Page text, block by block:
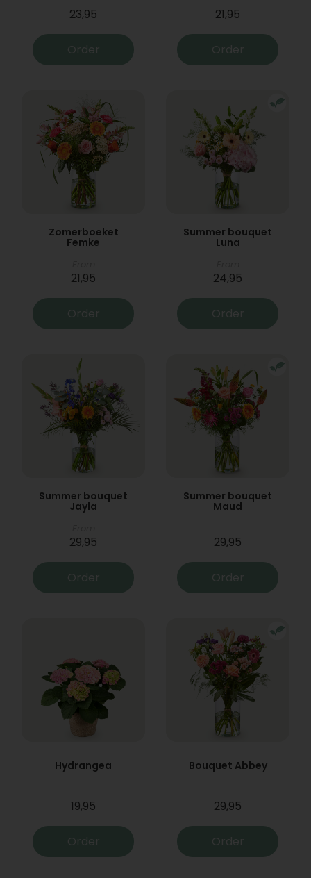
23,95
Order
21,95
Order
Zomerboeket
Femke
21,95
Order
Summer bouquet
Luna
24,95
Order
Summer bouquet
Jayla
29,95
Order
Summer bouquet
Maud
29,95
Order
Hydrangea
19,95
Order
Bouquet Abbey
29,95
Order